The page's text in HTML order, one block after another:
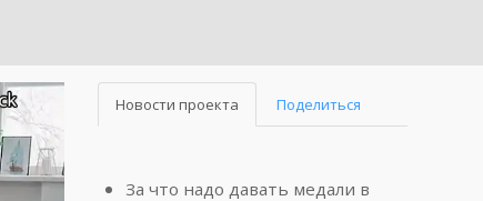
Новости проекта Поделиться
За что надо давать медали в